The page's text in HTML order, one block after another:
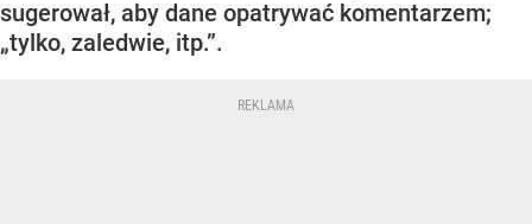
sugerował, aby dane opatrywać komentarzem;
„tylko, zaledwie, itp.”.